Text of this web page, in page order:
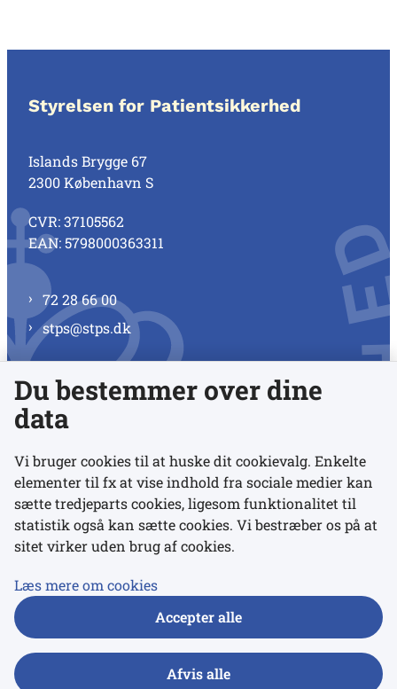
Styrelsen for Patientsikkerhed
Islands Brygge 67
2300 København S
CVR: 37105562
EAN: 5798000363311
72 28 66 00
stps@stps.dk
Se alle kontaktnumre
Links
Udgivelser
Du bestemmer over dine
data
Vi bruger cookies til at huske dit cookievalg. Enkelte
elementer til fx at vise indhold fra sociale medier kan
sætte tredjeparts cookies, ligesom funktionalitet til
statistik også kan sætte cookies. Vi bestræber os på at
sitet virker uden brug af cookies.
Læs mere om cookies
Accepter alle
Afvis alle